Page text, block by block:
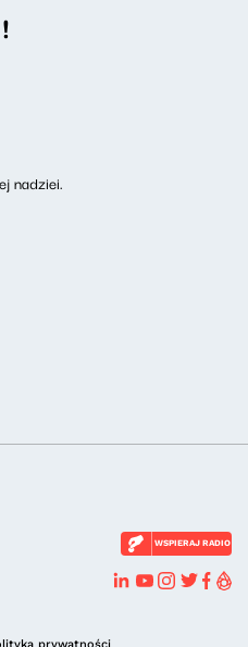
nadziei.
WSPIERAJ RADIO